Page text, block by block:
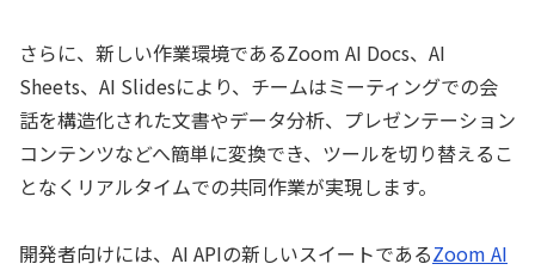
さらに、新しい作業環境であるZoom AI Docs、AI
Sheets、AI Slidesにより、チームはミーティングでの会
話を構造化された文書やデータ分析、プレゼンテーション
コンテンツなどへ簡単に変換でき、ツールを切り替えるこ
となくリアルタイムでの共同作業が実現します。
開発者向けには、AI APIの新しいスイートであるZoom AI